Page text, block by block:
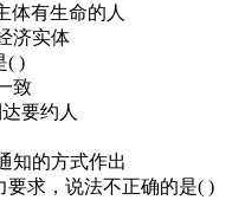
体有生命的人
济实体
( )
致
要约人
知的方式作出
要求，说法不正确的是( )